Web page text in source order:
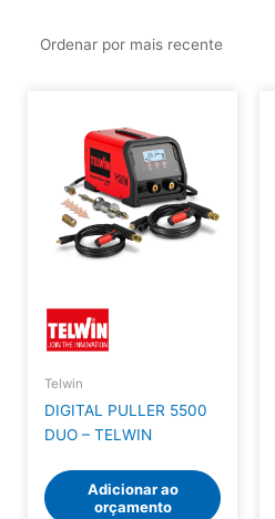
Telwin
DIGITAL PULLER 5500
DUO – TELWIN
Adicionar ao
orçamento